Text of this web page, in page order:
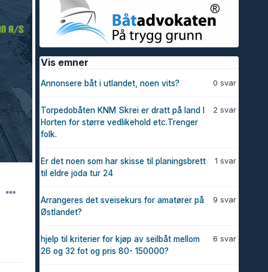
Vis emner
0 svar
Annonsere båt i utlandet, noen vits?
2 svar
Torpedobåten KNM Skrei er dratt på land I
Horten for større vedlikehold etc.Trenger
folk.
1 svar
Er det noen som har skisse til planingsbrett
til eldre joda tur 24
9 svar
Arrangeres det sveisekurs for amatører på
Østlandet?
6 svar
hjelp til kriterier for kjøp av seilbåt mellom
26 og 32 fot og pris 80- 150000?